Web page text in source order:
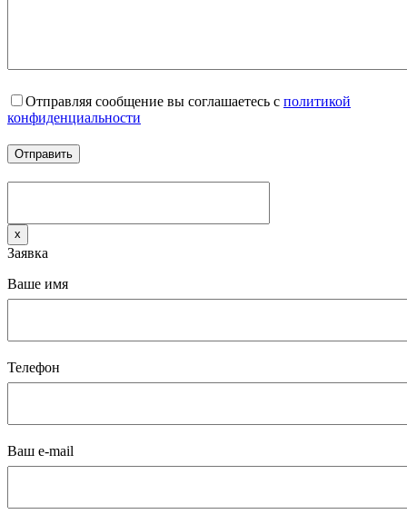
Отправляя сообщение вы соглашаетесь с политикой
конфиденциальности
x
Заявка
Ваше имя
Телефон
Ваш e-mail